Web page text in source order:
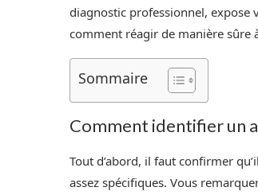
diagnostic professionnel, expose
comment réagir de manière sûre
Sommaire
Comment identifier un
Tout d’abord, il faut confirmer
assez spécifiques. Vous